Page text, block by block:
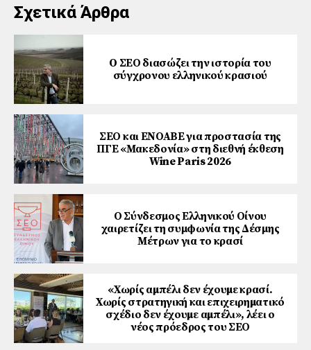
Σχετικά Άρθρα
O ΣΕΟ διασώζει την ιστορία του
σύγχρονου ελληνικού κρασιού
ΣΕΟ και ΕΝΟΑΒΕ για προστασία της
ΠΓΕ «Μακεδονία» στη διεθνή έκθεση
Wine Paris 2026
Ο Σύνδεσμος Ελληνικού Οίνου
χαιρετίζει τη συμφωνία της Δέσμης
Μέτρων για το κρασί
«Χωρίς αµπέλι δεν έχουµε κρασί.
Χωρίς στρατηγική και επιχειρηµατικό
σχέδιο δεν έχουµε αµπέλι», λέει ο
νέος πρόεδρος του ΣΕΟ